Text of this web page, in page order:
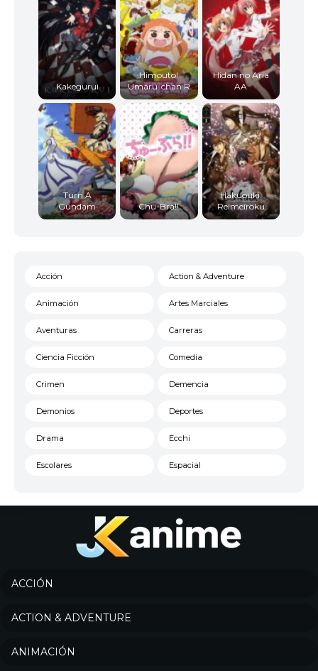
Kakegurui
Himouto!
Umaru-chan R
Hidan no Aria
AA
Turn A
Gundam
Chu-Bra!!
Hakuouki:
Reimeiroku
Acción Action & Adventure
Animación Artes Marciales
Aventuras Carreras
Ciencia Ficción Comedia
Crimen Demencia
Demonios Deportes
Drama Ecchi
Escolares Espacial
Historico
Josei
Música
ACCIÓN
ACTION & ADVENTURE
ANIMACIÓN